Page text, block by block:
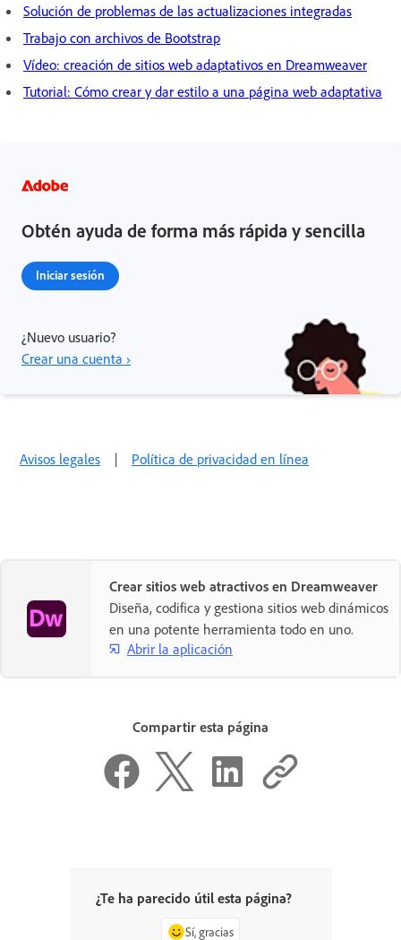
Solución de problemas de las actualizaciones integradas
Trabajo con archivos de Bootstrap
Vídeo: creación de sitios web adaptativos en Dreamweaver
Tutorial: Cómo crear y dar estilo a una página web adaptativa
Obtén ayuda de forma más rápida y sencilla
Iniciar sesión
¿Nuevo usuario?
Crear una cuenta ›
Avisos legales | Política de privacidad en línea
Crear sitios web atractivos en Dreamweaver
Diseña, codifica y gestiona sitios web dinámicos
en una potente herramienta todo en uno.
Abrir la aplicación
Compartir esta página
¿Te ha parecido útil esta página?
Sí, gracias